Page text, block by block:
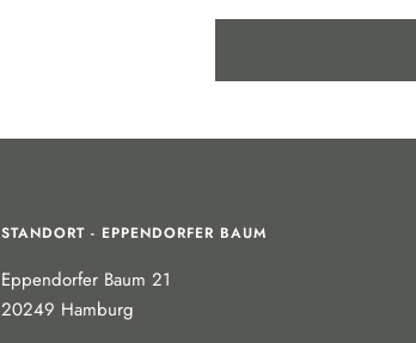
STANDORT - EPPENDORFER BAUM
Eppendorfer Baum 21
20249 Hamburg